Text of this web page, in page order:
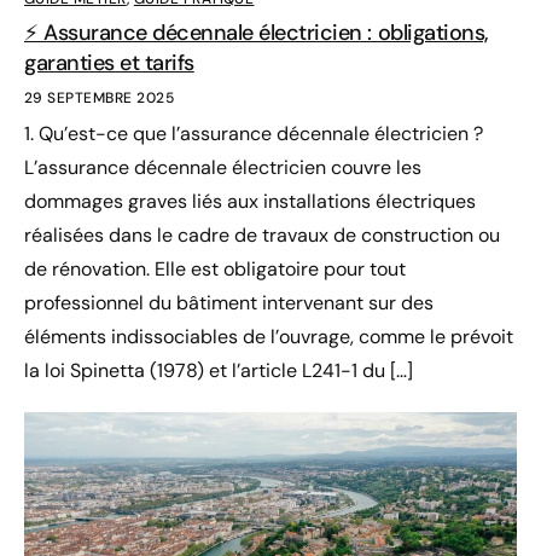
⚡ Assurance décennale électricien : obligations,
garanties et tarifs
29 SEPTEMBRE 2025
1. Qu’est-ce que l’assurance décennale électricien ?
L’assurance décennale électricien couvre les
dommages graves liés aux installations électriques
réalisées dans le cadre de travaux de construction ou
de rénovation. Elle est obligatoire pour tout
professionnel du bâtiment intervenant sur des
éléments indissociables de l’ouvrage, comme le prévoit
la loi Spinetta (1978) et l’article L241-1 du […]